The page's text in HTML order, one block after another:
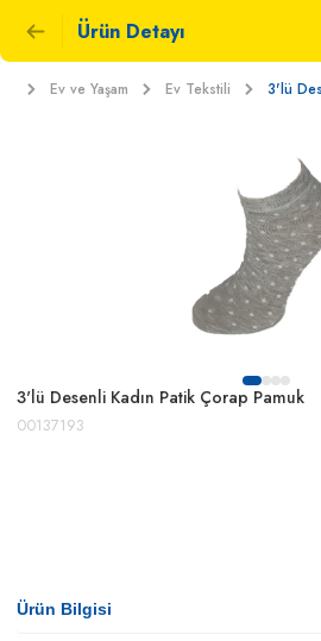
Ürün Detayı
Ev ve Yaşam Ev Tekstili 3'lü
3'lü Desenli Kadın Patik Çorap Pamuk
00137193
Ürün Bilgisi